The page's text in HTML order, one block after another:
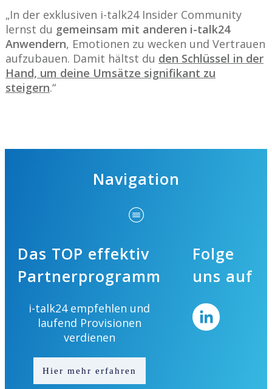
„In der exklusiven i-talk24 Insider Community
lernst du gemeinsam mit anderen i-talk24
Anwendern, Emotionen zu wecken und Vertrauen
aufzubauen. Damit hältst du den Schlüssel in der
Hand, um deine Umsätze signifikant zu
steigern.“
Navigation
Das TOP effektiv
Partnerprogramm
i-talk24 empfehlen und
laufend Provisionen
verdienen
Hier mehr erfahren
Folge
uns auf